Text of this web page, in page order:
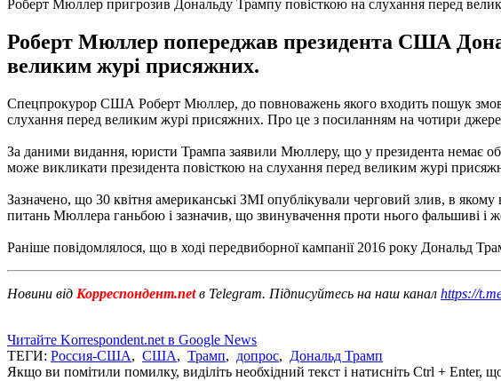
Роберт Мюллер пригрозив Дональду Трампу повісткою на слухання перед
Роберт Мюллер попереджав президента США
великим журі присяжних.
Спецпрокурор США Роберт Мюллер, до повноважень якого входить пошук
слухання перед великим журі присяжних. Про це з посиланням на чотири
За даними видання, юристи Трампа заявили Мюллеру, що у президента немає
може викликати президента повісткою на слухання перед великим журі
Зазначено, що 30 квітня американські ЗМІ опублікували черговий злив, в
питань Мюллера ганьбою і зазначив, що звинувачення проти нього фальшиві і
Раніше повідомлялося, що в ході передвиборної кампанії 2016 року Дональд
Новини від Корреспондент.netв Telegram. Підписуйтесь на наш канал https://
Читайте Korrespondent.net в Google News
ТЕГИ: Россия-США, США, Трамп, допрос, Дональд Трамп
Якщо ви помітили помилку, виділіть необхідний текст і натисніть Ctrl + Enter,